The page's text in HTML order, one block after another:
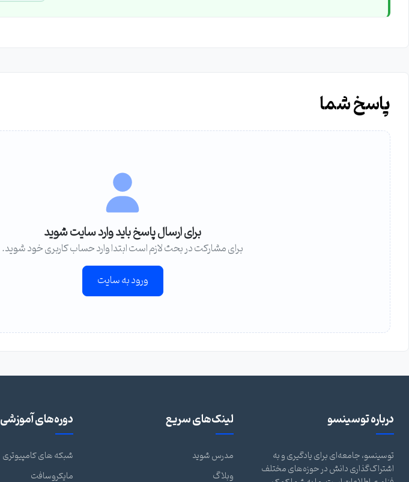
پاسخ شما
برای ارسال پاسخ باید وارد سایت شوید
برای مشارکت در بحث لازم است ابتدا وارد حساب کاربری خود شوید.
ورود به سایت
درباره توسینسو
توسینسو، جامعه‌ای برای یادگیری و به
اشتراک‌گذاری دانش در حوزه‌های مختلف
لینک‌های سریع
مدرس شوید
وبلاگ
دوره‌های آموزشی
شبکه های کامپیوتری
مایکروسافت